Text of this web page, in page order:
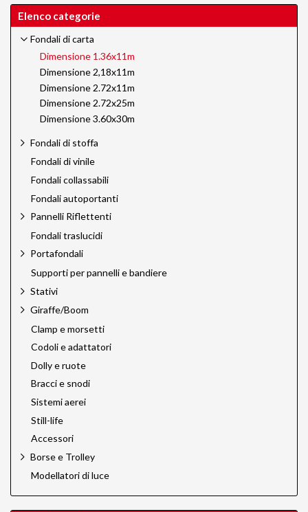
Elenco categorie
Fondali di carta
Dimensione 1.36x11m
Dimensione 2,18x11m
Dimensione 2.72x11m
Dimensione 2.72x25m
Dimensione 3.60x30m
Fondali di stoffa
Fondali di vinile
Fondali collassabili
Fondali autoportanti
Pannelli Riflettenti
Fondali traslucidi
Portafondali
Supporti per pannelli e bandiere
Stativi
Giraffe/Boom
Clamp e morsetti
Codoli e adattatori
Dolly e ruote
Bracci e snodi
Sistemi aerei
Still-life
Accessori
Borse e Trolley
Modellatori di luce